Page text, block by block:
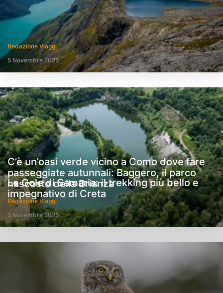
Redazione Viaggi
5 Novembre 2025
C’è un’oasi verde vicino a Como dove fare
passeggiate autunnali: Baggero, il parco
nascosto della Brianza
Redazione Viaggi
5 Novembre 2025
Le Gole di Samaria: il trekking più bello e
impegnativo di Creta